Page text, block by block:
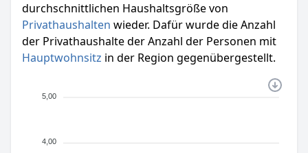
durchschnittlichen Haushaltsgröße von
Privathaushalten wieder. Dafür wurde die Anzahl
der Privathaushalte der Anzahl der Personen mit
Hauptwohnsitz in der Region gegenübergestellt.
5,00
4,00